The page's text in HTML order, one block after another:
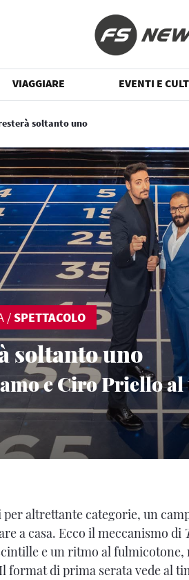
VIAGGIARE EVENTI E
soltanto uno
/SPETTACOLO
soltanto uno
e Ciro Priello
altrettante categorie, un
a casa. Ecco il meccanismo di
e un ritmo al
format di prima serata vede al